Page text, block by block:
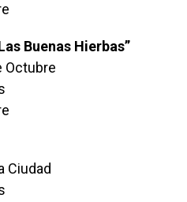
Buenas Hierbas”
Octubre
Ciudad